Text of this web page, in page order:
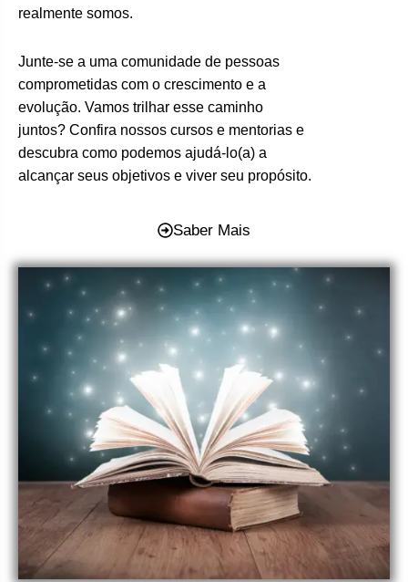
realmente somos.
Junte-se a uma comunidade de pessoas
comprometidas com o crescimento e a
evolução. Vamos trilhar esse caminho
juntos? Confira nossos cursos e mentorias e
descubra como podemos ajudá-lo(a) a
alcançar seus objetivos e viver seu propósito.
Saber Mais